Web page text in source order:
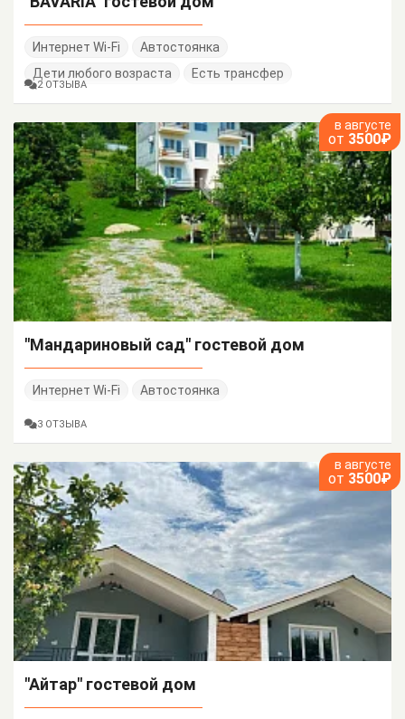
Интернет Wi-Fi
Автостоянка
Дети любого возраста
Есть трансфер
2 ОТЗЫВА
в августе
от 3500₽
"Мандариновый сад" гостевой дом
Интернет Wi-Fi Автостоянка
3 ОТЗЫВА
в августе
от 3500₽
"Айтар" гостевой дом